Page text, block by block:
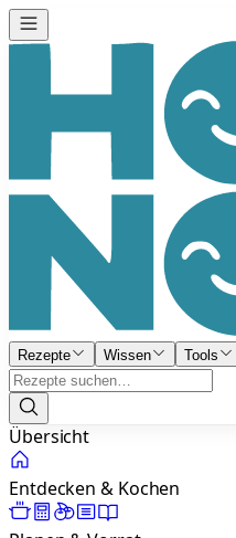
Rezepte Wissen Tools
Übersicht
Entdecken & Kochen